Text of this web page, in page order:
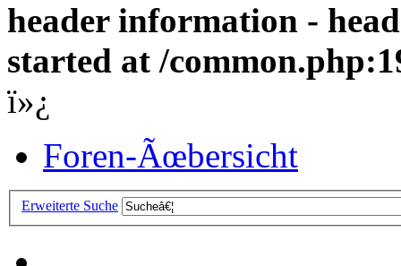
header information -
started at /
ï»¿
Foren-Ãœbersicht
Erweiterte Suche